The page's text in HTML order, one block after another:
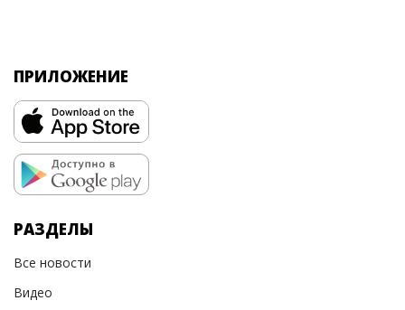
ПРИЛОЖЕНИЕ
РАЗДЕЛЫ
Все новости
Видео